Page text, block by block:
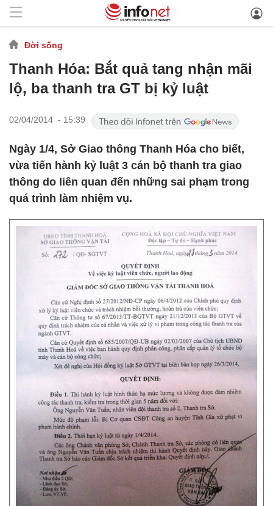
Đời sống
Thanh Hóa: Bắt quả tang nhận mãi
lộ, ba thanh tra GT bị kỷ luật
02/04/2014 - 15:39
Ngày 1/4, Sở Giao thông Thanh Hóa cho biết,
vừa tiến hành kỷ luật 3 cán bộ thanh tra giao
thông do liên quan đến những sai phạm trong
quá trình làm nhiệm vụ.